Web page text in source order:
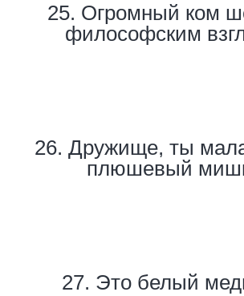
25. Огромный ком
философским
26. Дружище, ты
плюшевый
27. Это белый